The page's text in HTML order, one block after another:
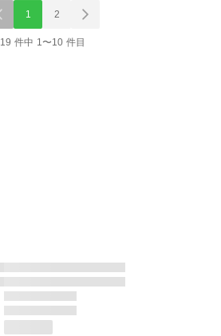
1 2
19 件中 1〜10 件目